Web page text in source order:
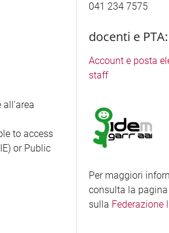
all'area
to access
or Public
041 234 7575
docenti e PTA:
Account e posta
staff
Per maggiori
consulta la pagina
sulla Federazione